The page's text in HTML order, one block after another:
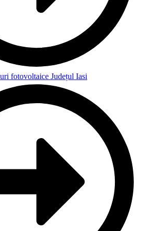
fotovoltaice Județul Iasi